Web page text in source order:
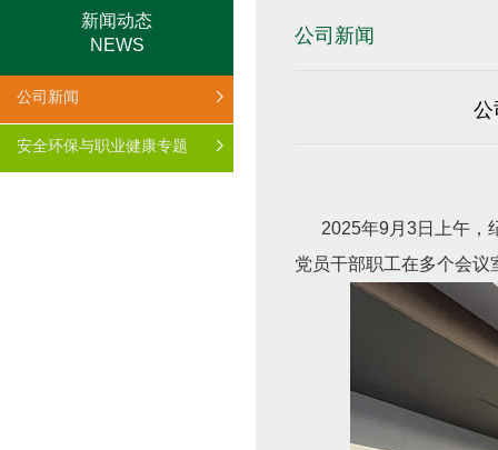
新闻动态
NEWS
公司新闻
安全环保与职业健康专题
公司新闻
公
2025年9 月 3日上午，
党员干部职工在多个会